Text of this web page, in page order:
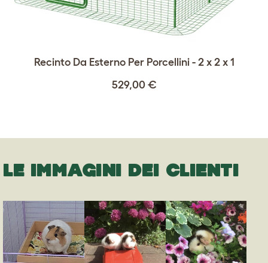
Recinto Da Esterno Per Porcellini - 2 x 2 x 1
529,00 €
LE IMMAGINI DEI CLIENTI